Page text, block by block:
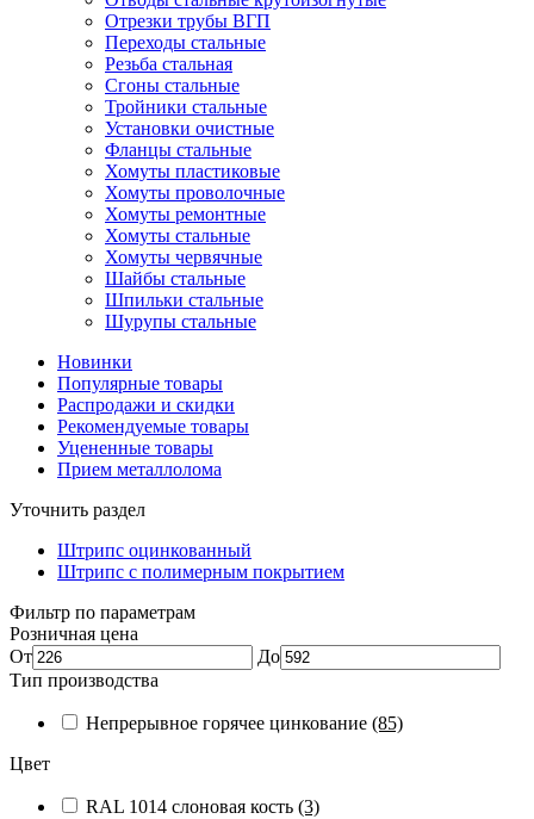
Отрезки трубы ВГП
Переходы стальные
Резьба стальная
Сгоны стальные
Тройники стальные
Установки очистные
Фланцы стальные
Хомуты пластиковые
Хомуты проволочные
Хомуты ремонтные
Хомуты стальные
Хомуты червячные
Шайбы стальные
Шпильки стальные
Шурупы стальные
Новинки
Популярные товары
Распродажи и скидки
Рекомендуемые товары
Уцененные товары
Прием металлолома
Уточнить раздел
Штрипс оцинкованный
Штрипс с полимерным покрытием
Фильтр по параметрам
Розничная цена
От
До
Тип производства
Непрерывное горячее цинкование (85)
Цвет
RAL 1014 слоновая кость (3)